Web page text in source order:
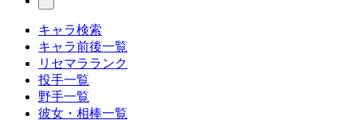
キャラ検索
キャラ前後一覧
リセマラランク
投手一覧
野手一覧
彼女・相棒一覧